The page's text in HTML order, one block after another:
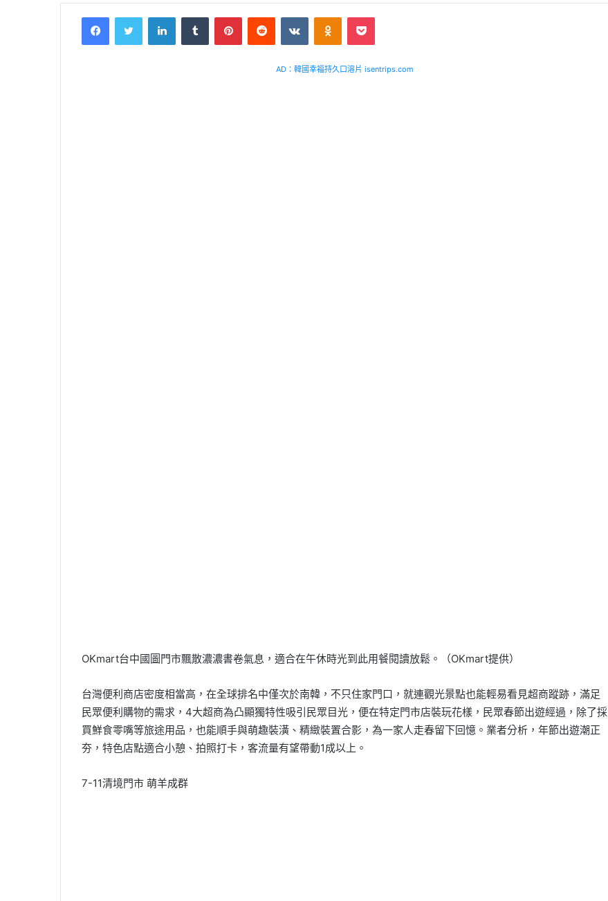
AD：韓國幸福持久口溶片 isentrips.com
OKmart台中國圖門市飄散濃濃書卷氣息，適合在午休時光到此用餐閱讀放鬆。（OKmart提供）
台灣便利商店密度相當高，在全球排名中僅次於南韓，不只住家門口，就連觀光景點也能輕易看見超商蹤跡，滿足
民眾便利購物的需求，4大超商為凸顯獨特性吸引民眾目光，便在特定門市店裝玩花樣，民眾春節出遊經過，除了採
買鮮食零嘴等旅途用品，也能順手與萌趣裝潢、精緻裝置合影，為一家人走春留下回憶。業者分析，年節出遊潮正
夯，特色店點適合小憩、拍照打卡，客流量有望帶動1成以上。
7-11清境門市 萌羊成群